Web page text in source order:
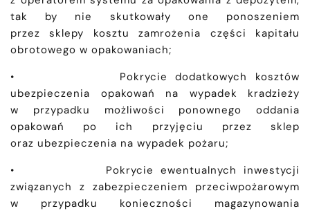
tak by nie skutkowały one ponoszeniem
przez sklepy kosztu zamrożenia części kapitału
obrotowego w opakowaniach;
• Pokrycie dodatkowych kosztów
ubezpieczenia opakowań na wypadek kradzieży
w przypadku możliwości ponownego oddania
opakowań po ich przyjęciu przez sklep
oraz ubezpieczenia na wypadek pożaru;
• Pokrycie ewentualnych inwestycji
związanych z zabezpieczeniem przeciwpożarowym
w przypadku konieczności magazynowania